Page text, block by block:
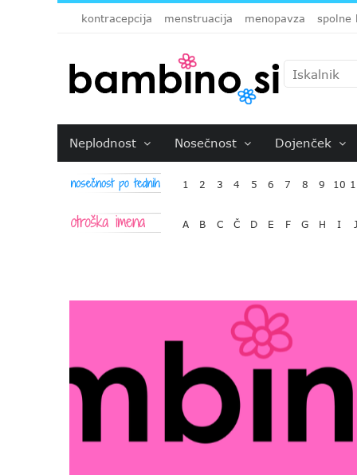
kontracepcija menstruacija menopavza spolne
Neplodnost Nosečnost Dojenček
1 2 3 4 5 6 7 8 9 10
A B C Č D E F G H I J